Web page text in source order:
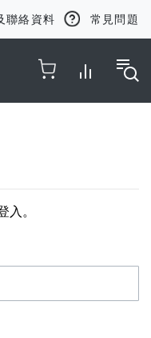
聯絡資料 常見問題
入。